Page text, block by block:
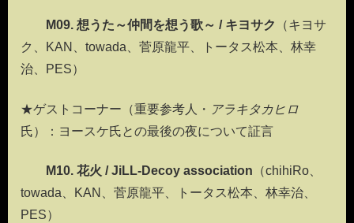
M09. 想うた～仲間を想う歌～ / キヨサク
（キヨサ
ク、KAN、towada、菅原龍平、トータス松本、林幸
治、PES）
★ゲストコーナー（重要参考人・ アラキタカヒロ
氏）：ヨースケ氏との最後の夜について証言
M10. 花火 / JiLL-Decoy association （chihiRo、
towada、KAN、菅原龍平、トータス松本、林幸治、
PES）